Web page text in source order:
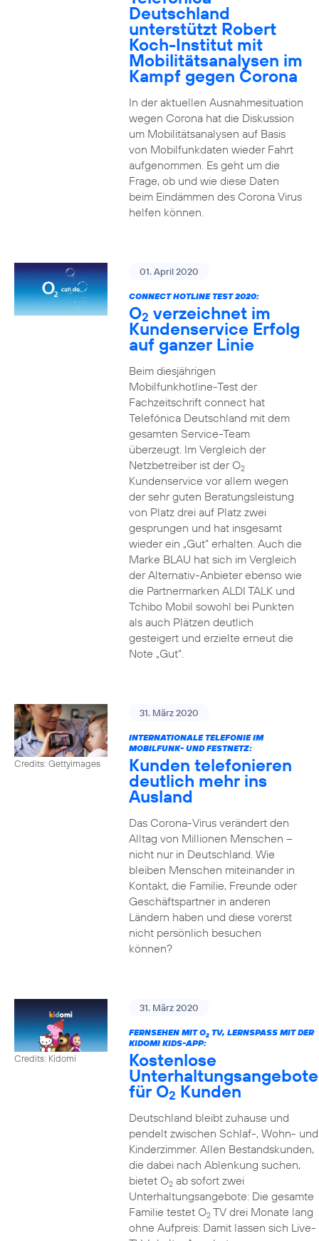
Deutschland
unterstützt Robert
Koch-Institut mit
Mobilitätsanalysen im
Kampf gegen Corona
In der aktuellen Ausnahmesituation
wegen Corona hat die Diskussion
um Mobilitätsanalysen auf Basis
von Mobilfunkdaten wieder Fahrt
aufgenommen. Es geht um die
Frage, ob und wie diese Daten
beim Eindämmen des Corona Virus
helfen können.
01. April 2020
CONNECT HOTLINE TEST 2020:
O2 verzeichnet im
Kundenservice Erfolg
auf ganzer Linie
Beim diesjährigen
Mobilfunkhotline-Test der
Fachzeitschrift connect hat
Telefónica Deutschland mit dem
gesamten Service-Team
überzeugt. Im Vergleich der
Netzbetreiber ist der O2
Kundenservice vor allem wegen
der sehr guten Beratungsleistung
von Platz drei auf Platz zwei
gesprungen und hat insgesamt
wieder ein „Gut“ erhalten. Auch die
Marke BLAU hat sich im Vergleich
der Alternativ-Anbieter ebenso wie
die Partnermarken ALDI TALK und
Tchibo Mobil sowohl bei Punkten
als auch Plätzen deutlich
gesteigert und erzielte erneut die
Note „Gut“.
Credits: Gettyimages
31. März 2020
INTERNATIONALE TELEFONIE IM
MOBILFUNK- UND FESTNETZ:
Kunden telefonieren
deutlich mehr ins
Ausland
Das Corona-Virus verändert den
Alltag von Millionen Menschen –
nicht nur in Deutschland. Wie
bleiben Menschen miteinander in
Kontakt, die Familie, Freunde oder
Geschäftspartner in anderen
Ländern haben und diese vorerst
nicht persönlich besuchen
können?
Credits: Kidomi
31. März 2020
FERNSEHEN MIT O2TV, LERNSPASS MIT DER K
IDOMI KIDS-APP:
Kostenlose
Unterhaltungsangebote
für O2 Kunden
Deutschland bleibt zuhause und
pendelt zwischen Schlaf-, Wohn- und
Kinderzimmer. Allen Bestandskunden,
die dabei nach Ablenkung suchen,
bietet O2ab sofort zwei
Unterhaltungsangebote: Die gesamte
Familie testet O2TV drei Monate lang
ohne Aufpreis: Damit lassen sich Live-